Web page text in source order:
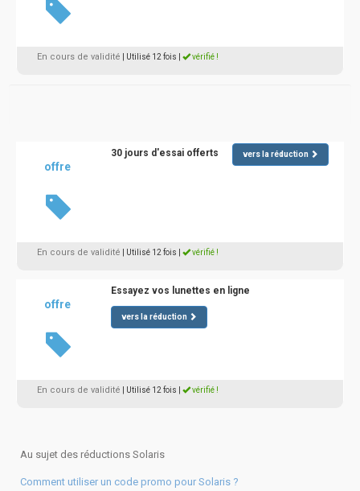
En cours de validité | Utilisé 12 fois vérifié !
offre
30 jours d'essai offerts vers la réduction
En cours de validité | Utilisé 12 fois vérifié !
offre
Essayez vos lunettes en ligne
vers la réduction
En cours de validité | Utilisé 12 fois vérifié !
Au sujet des réductions Solaris
Comment utiliser un code promo pour Solaris ?